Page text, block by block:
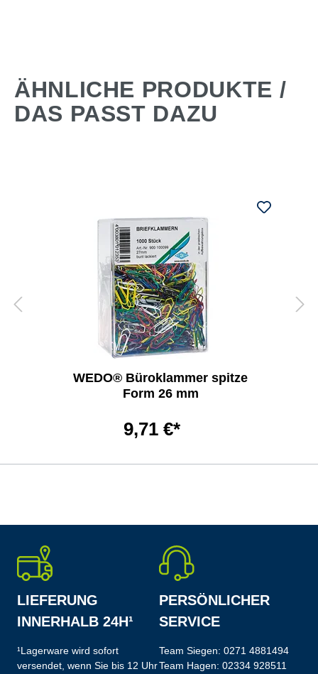
ÄHNLICHE PRODUKTE /
DAS PASST DAZU
WEDO® Büroklammer spitze
Form 26 mm
9,71 €*
LIEFERUNG
INNERHALB 24H¹
¹Lagerware wird sofort
versendet, wenn Sie bis 12 Uhr
PERSÖNLICHER
SERVICE
Team Siegen: 0271 4881494
Team Hagen: 02334 928511